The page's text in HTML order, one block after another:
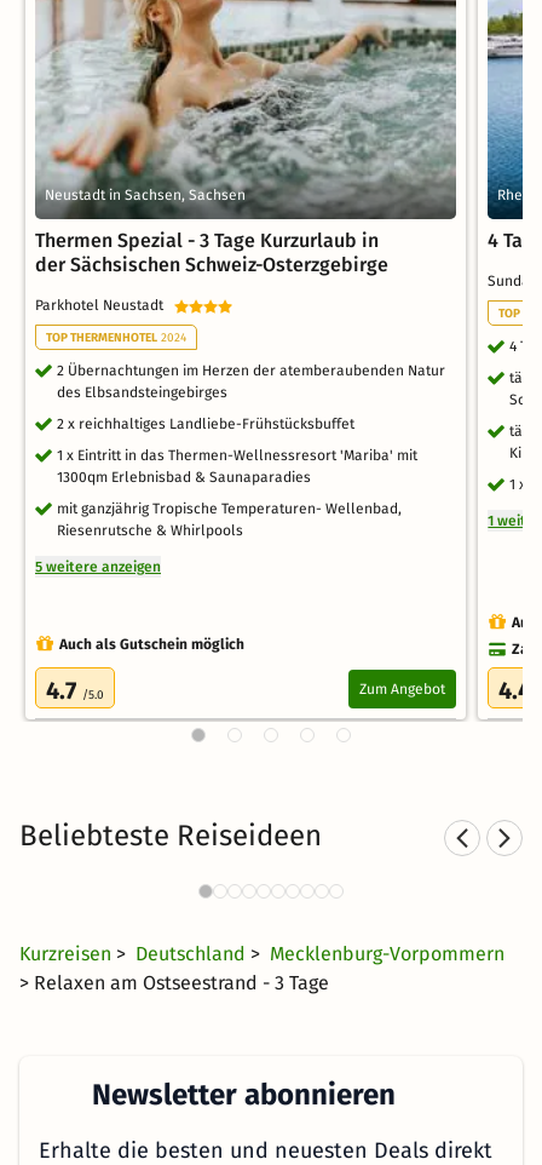
Neustadt in Sachsen, Sachsen
Thermen Spezial - 3 Tage Kurzurlaub in
der Sächsischen Schweiz-Osterzgebirge
Parkhotel Neustadt
TOP THERMENHOTEL 2024
2 Übernachtungen im Herzen der atemberaubenden Natur
des Elbsandsteingebirges
2 x reichhaltiges Landliebe-Frühstücksbuffet
1 x Eintritt in das Thermen-Wellnessresort 'Mariba' mit
1300qm Erlebnisbad & Saunaparadies
mit ganzjährig Tropische Temperaturen- Wellenbad,
Riesenrutsche & Whirlpools
5 weitere anzeigen
Auch als Gutschein möglich
4.7 /5.0 Zum Angebot
4
TOP
4
1 x
1
4.4
Beliebteste Reiseideen
Sporthotels an der Ostsee
1486 Angebote
Kurzreisen > Deutschland > Mecklenburg-Vorpommern
> Relaxen am Ostseestrand - 3 Tage
Newsletter abonnieren
Erhalte die besten und neuesten Deals direkt